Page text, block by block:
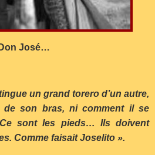
Don José…
un grand torero d’un autre,
de son bras, ni comment il se
Ce sont les pieds… Ils doivent
Comme faisait Joselito ».